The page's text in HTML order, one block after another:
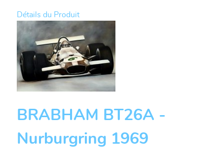
Détails du Produit
BRABHAM BT26A -
Nurburgring 1969